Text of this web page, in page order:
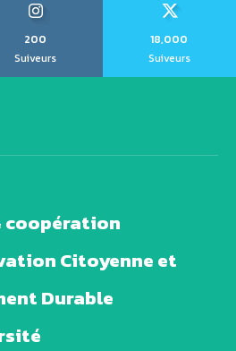
200
Suiveurs
18,000
Suiveurs
coopération
Citoyenne et
Durable